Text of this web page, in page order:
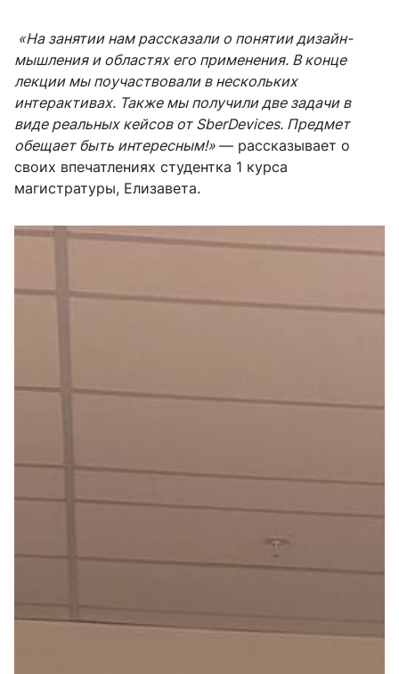
«На занятии нам рассказали о понятии дизайн-
мышления и областях его применения. В конце
лекции мы поучаствовали в нескольких
интерактивах. Также мы получили две задачи в
виде реальных кейсов от SberDevices. Предмет
обещает быть интересным!» — рассказывает о
своих впечатлениях студентка 1 курса
магистратуры, Елизавета.